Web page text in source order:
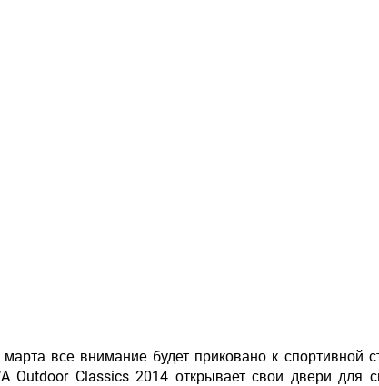
все внимание будет приковано к спортивной
Outdoor Classics 2014 открывает свои двери для